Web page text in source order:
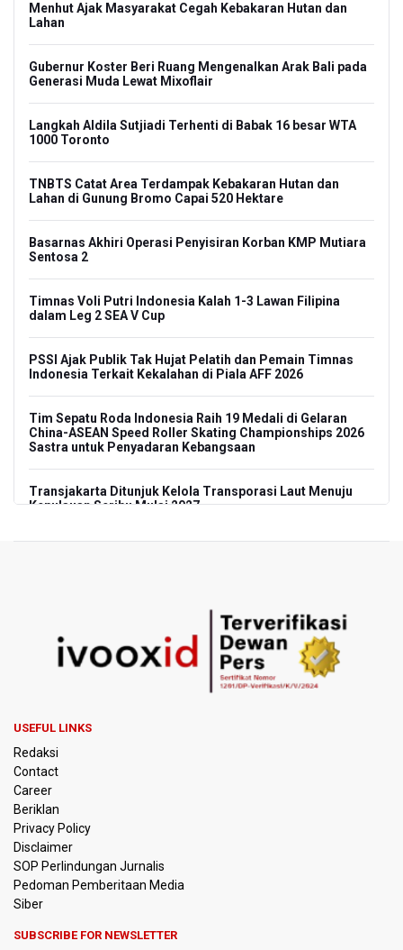
Menhut Ajak Masyarakat Cegah Kebakaran Hutan dan
Lahan
Gubernur Koster Beri Ruang Mengenalkan Arak Bali pada
Generasi Muda Lewat Mixoflair
Langkah Aldila Sutjiadi Terhenti di Babak 16 besar WTA
1000 Toronto
TNBTS Catat Area Terdampak Kebakaran Hutan dan
Lahan di Gunung Bromo Capai 520 Hektare
Basarnas Akhiri Operasi Penyisiran Korban KMP Mutiara
Sentosa 2
Timnas Voli Putri Indonesia Kalah 1-3 Lawan Filipina
dalam Leg 2 SEA V Cup
PSSI Ajak Publik Tak Hujat Pelatih dan Pemain Timnas
Indonesia Terkait Kekalahan di Piala AFF 2026
Tim Sepatu Roda Indonesia Raih 19 Medali di Gelaran
China-ASEAN Speed Roller Skating Championships 2026
Sastra untuk Penyadaran Kebangsaan
Transjakarta Ditunjuk Kelola Transporasi Laut Menuju
Kepulauan Seribu Mulai 2027
Pemerintah Tetapkan Harga Patokan Batu Bara Agustus
2026 USD 124,44 per Ton, Turun 5,62 Persen
Meretas Jalan Terjal Ekonomi Digital: Perjuangan Siti
Alifah Meraih Cita-cita “Utopis” Menjadi Guru Sejahtera
Anggota DPR Minta Rencana Kenaikan Gaji Kepala Daerah
BGN Wajibkan Ompreng MBG Cantumkan Batas Waktu
Konsumsi Mulai Pekan Depan
BEI Catat Pertumbuhan Investor Saham Capai 10,05 Juta
SID
Flores Bersiap Gelar Festival Golo Koe 2026, Promosikan
USEFUL LINKS
Redaksi
Contact
Career
Beriklan
Privacy Policy
Disclaimer
SOP Perlindungan Jurnalis
Pedoman Pemberitaan Media
Siber
SUBSCRIBE FOR NEWSLETTER